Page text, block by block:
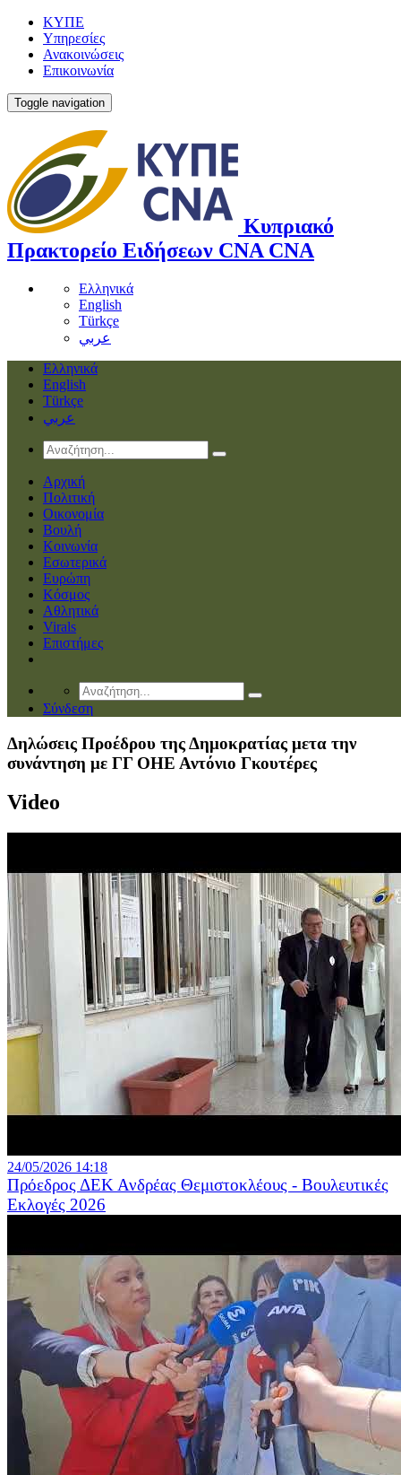
ΚΥΠΕ
Υπηρεσίες
Ανακοινώσεις
Επικοινωνία
Toggle navigation
Κυπριακό
Πρακτορείο Ειδήσεων CNA CNA
Ελληνικά
English
Türkçe
عربي
Ελληνικά
English
Türkçe
عربي
Αρχική
Πολιτική
Οικονομία
Βουλή
Κοινωνία
Εσωτερικά
Ευρώπη
Κόσμος
Αθλητικά
Virals
Επιστήμες
Σύνδεση
Δηλώσεις Προέδρου της Δημοκρατίας μετα την
συνάντηση με ΓΓ ΟΗΕ Αντόνιο Γκουτέρες
Video
24/05/2026 14:18
Πρόεδρος ΔΕΚ Ανδρέας Θεμιστοκλέους - Βουλευτικές
Εκλογές 2026